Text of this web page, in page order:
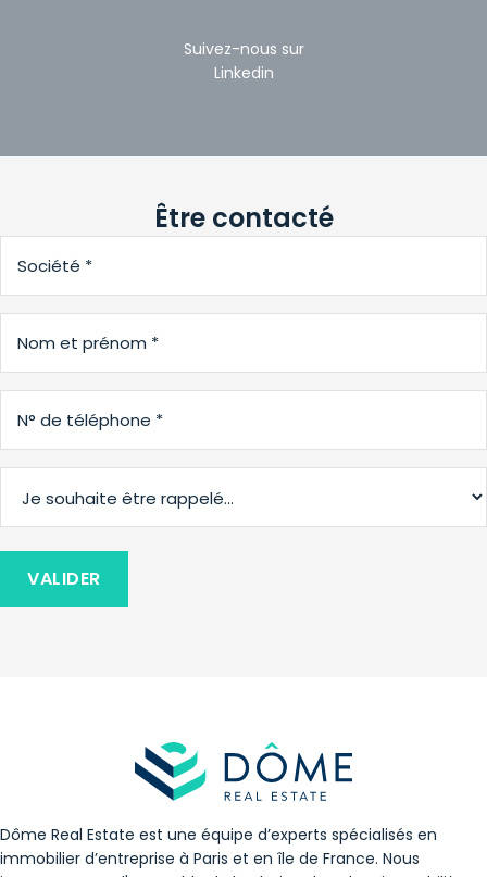
Suivez-nous sur
Linkedin
Être contacté
Dôme Real Estate est une équipe d’experts spécialisés en
immobilier d’entreprise à Paris et en île de France. Nous